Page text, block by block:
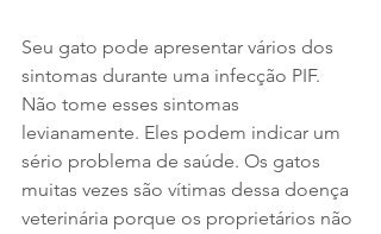
Seu gato pode apresentar vários dos
sintomas durante uma infecção PIF.
Não tome esses sintomas
levianamente. Eles podem indicar um
sério problema de saúde. Os gatos
muitas vezes são vítimas dessa doença
veterinária porque os proprietários não